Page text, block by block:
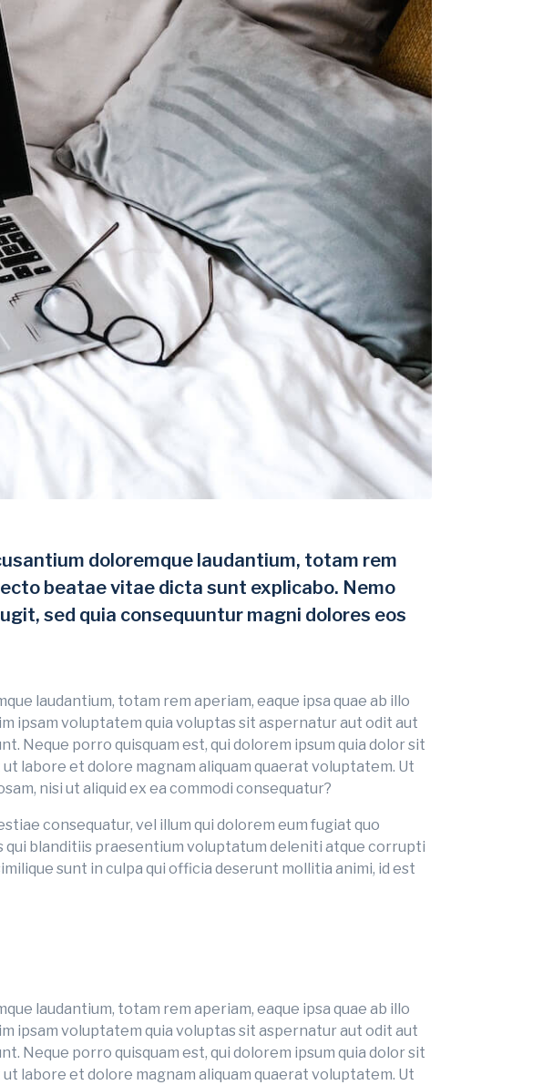
doloremque laudantium, totam rem
beatae vitae dicta sunt explicabo. Nemo
sed quia consequuntur magni dolores eos
laudantium, totam rem aperiam, eaque ipsa quae ab illo
ipsam voluptatem quia voluptas sit aspernatur aut odit aut
Neque porro quisquam est, qui dolorem ipsum quia dolor sit
labore et dolore magnam aliquam quaerat voluptatem. Ut
nisi ut aliquid ex ea commodi consequatur?
consequatur, vel illum qui dolorem eum fugiat quo
qui blanditiis praesentium voluptatum deleniti atque corrupti
sunt in culpa qui officia deserunt mollitia animi, id est
laudantium, totam rem aperiam, eaque ipsa quae ab illo
ipsam voluptatem quia voluptas sit aspernatur aut odit aut
Neque porro quisquam est, qui dolorem ipsum quia dolor sit
labore et dolore magnam aliquam quaerat voluptatem. Ut